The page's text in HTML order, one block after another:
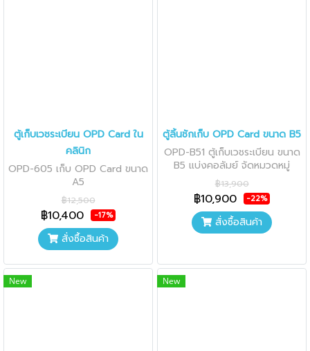
ตู้เก็บเวชระเบียน OPD Card ใน
คลินิก
OPD-605 เก็บ OPD Card ขนาด
A5
฿12,500
฿10,400 -17%
สั่งซื้อสินค้า
ตู้ลิ้นชักเก็บ OPD Card ขนาด B5
OPD-B51 ตู้เก็บเวชระเบียน ขนาด
B5 แบ่งคอลัมย์ จัดหมวดหมู่
฿13,900
฿10,900 -22%
สั่งซื้อสินค้า
New New